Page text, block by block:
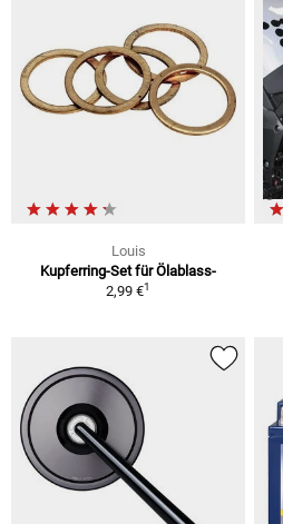
Louis
Kupferring-Set für Ölablass-
2,99 €1